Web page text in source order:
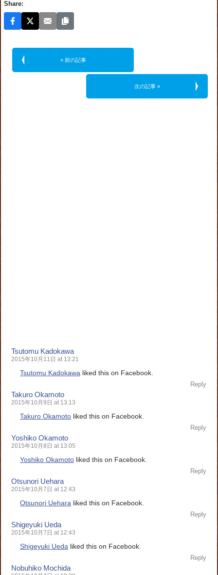
Share:
« 前の記事
次の記事 »
Tsutomu Kadokawa
2015年10月11日 at 13:21
Tsutomu Kadokawa liked this on Facebook.
Reply
Takuro Okamoto
2015年10月9日 at 13:13
Takuro Okamoto liked this on Facebook.
Reply
Yoshiko Okamoto
2015年10月8日 at 13:05
Yoshiko Okamoto liked this on Facebook.
Reply
Otsunori Uehara
2015年10月7日 at 12:43
Otsunori Uehara liked this on Facebook.
Reply
Shigeyuki Ueda
2015年10月7日 at 12:43
Shigeyuki Ueda liked this on Facebook.
Reply
Nobuhiko Mochida